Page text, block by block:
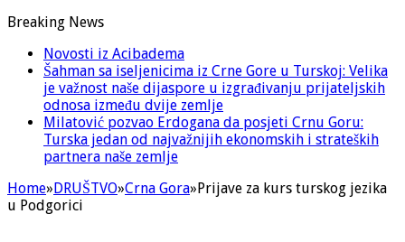
Breaking News
Novosti iz Acibadema
Šahman sa iseljenicima iz Crne Gore u Turskoj: Velika
je važnost naše dijaspore u izgrađivanju prijateljskih
odnosa između dvije zemlje
Milatović pozvao Erdogana da posjeti Crnu Goru:
Turska jedan od najvažnijih ekonomskih i strateških
partnera naše zemlje
Home»DRUŠTVO»Crna Gora»Prijave za kurs turskog jezika
u Podgorici